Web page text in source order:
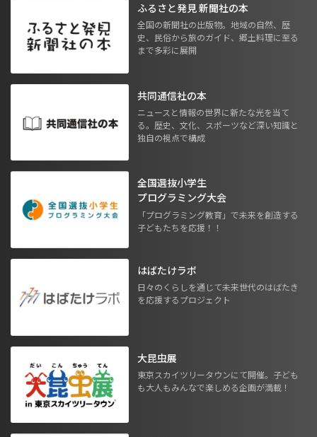
ふるさと発見 新聞社の本
全国の新聞社の出版物。地域の自然、歴
史、民俗から旅のガイド、郷土料理に至る
まで多彩に展開
共同通信社の本
ニュースと情報の世界に新たな光を当て
る。歴史、文化、スポーツなど深い知識と
独自の視点で構成
全国選抜小学生
プログラミング大会
「プログラミング教育」で未来を創造する
子どもたちを応援！！
はばたけラボ
日々のくらしを通じて未来世代のはばたき
を応援するプロジェクト
大昆虫展
東京スカイツリータウンにて開催。子ども
も大人もみんなで楽しめる企画が満載！